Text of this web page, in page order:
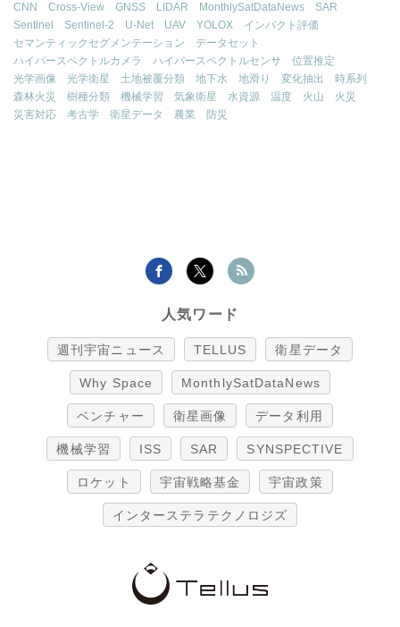
CNN Cross-View GNSS LIDAR MonthlySatDataNews
SAR
Sentinel
Sentinel-2 U-Net UAV YOLOX
インパクト評価
セマンティックセグメンテーション
データセット
ハイパースペクトルカメラ
ハイパースペクトルセンサ
位置推定
光学画像
光学衛星 土地被覆分類 地下水 地滑り 変化抽出
時系列
森林火災
樹種分類 機械学習 気象衛星 水資源 温度 火山
火災
災害対応
考古学 衛星データ 農業 防災
人気ワード
週刊宇宙ニュース TELLUS 衛星データ
Why Space MonthlySatDataNews
ベンチャー 衛星画像 データ利用
機械学習 ISS SAR SYNSPECTIVE
ロケット 宇宙戦略基金 宇宙政策
インターステラテクノロジズ